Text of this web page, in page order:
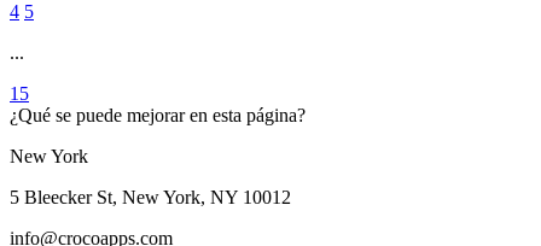
4 5
...
15
¿Qué se puede mejorar en esta página?
New York
5 Bleecker St, New York, NY 10012
info@crocoapps.com